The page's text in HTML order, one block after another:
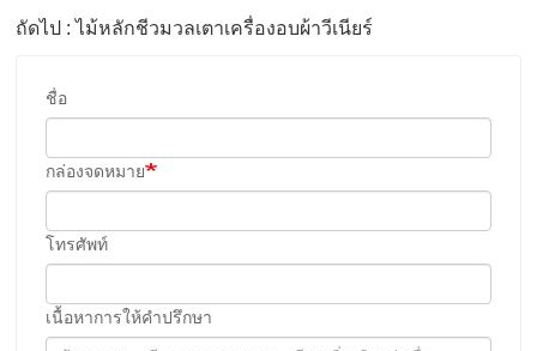
ถัดไป : ไม้หลักชีวมวลเตาเครื่องอบผ้าวีเนียร์
ชื่อ
กล่องจดหมาย
โทรศัพท์
เนื้อหาการให้คําปรึกษา